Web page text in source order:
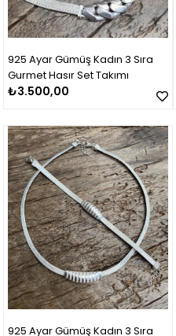
925 Ayar Gümüş Kadın 3 Sıra
Gurmet Hasır Set Takımı
₺3.500,00
925 Ayar Gümüş Kadın 3 Sıra